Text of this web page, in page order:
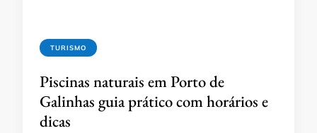
TURISMO
Piscinas naturais em Porto de
Galinhas guia prático com horários e
dicas